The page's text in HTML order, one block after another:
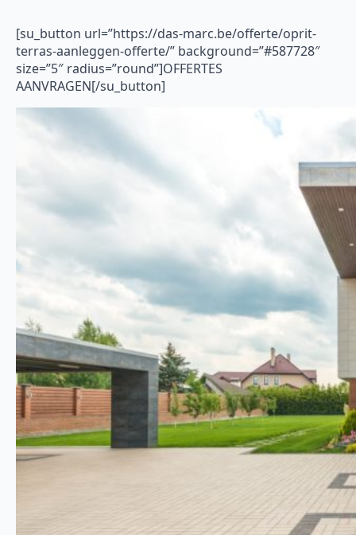
[su_button url=”https://das-marc.be/offerte/oprit-
terras-aanleggen-offerte/” background=”#587728″
size=”5″ radius=”round”]OFFERTES
AANVRAGEN[/su_button]